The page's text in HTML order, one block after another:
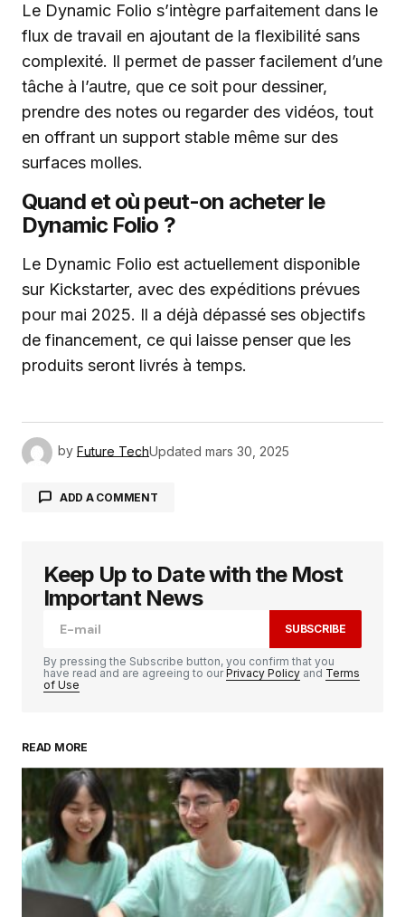
Le Dynamic Folio s’intègre parfaitement dans le
flux de travail en ajoutant de la flexibilité sans
complexité. Il permet de passer facilement d’une
tâche à l’autre, que ce soit pour dessiner,
prendre des notes ou regarder des vidéos, tout
en offrant un support stable même sur des
surfaces molles.
Quand et où peut-on acheter le
Dynamic Folio ?
Le Dynamic Folio est actuellement disponible
sur Kickstarter, avec des expéditions prévues
pour mai 2025. Il a déjà dépassé ses objectifs
de financement, ce qui laisse penser que les
produits seront livrés à temps.
by Future TechUpdated mars 30, 2025
ADD A COMMENT
Votre adresse e-mail ne sera pas publiée. Les
champs obligatoires sont indiqués avec
Your Name
Your E-mail*
Enregistrer mon nom, mon e-mail et mon
site dans le navigateur pour mon prochain
commentaire.
Keep Up to Date with the Most
Important News
SUBSCRIBE
By pressing the Subscribe button, you confirm that you
have read and are agreeing to ourPrivacy Policy and Terms
of Use
READ MORE